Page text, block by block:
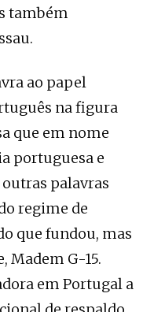
também
ao papel
na figura
que em nome
portuguesa e
palavras
regime de
que fundou, mas
Madem G-15.
em Portugal a